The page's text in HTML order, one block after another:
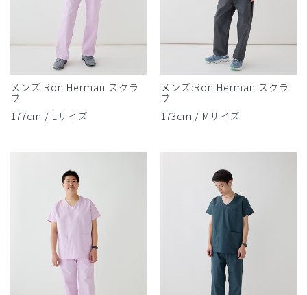
メンズ:Ron Herman スクラ
ブ
177cm / Lサイズ
メンズ:Ron Herman スクラ
ブ
173cm / Mサイズ